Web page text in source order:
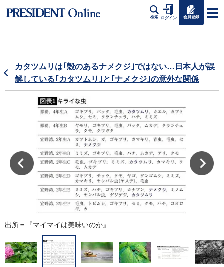
検索 ログイン 会員登録
カタツムリは｢殻のあるナメクジ｣ではない…日本人が誤
解している｢カタツムリ｣と｢ナメクジ｣の意外な関係
出所＝『マイマイは美味いのか』